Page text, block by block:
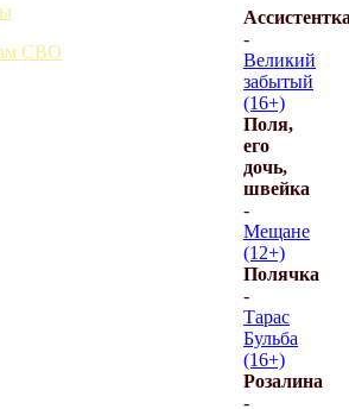
СВО
-
Великий
забытый
(16+)
Поля,
его
дочь,
швейка
-
Мещане
(12+)
Полячка
-
Тарас
Бульба
(16+)
Розалина
-